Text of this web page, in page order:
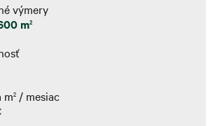
výmery
m2
m2 / mesiac